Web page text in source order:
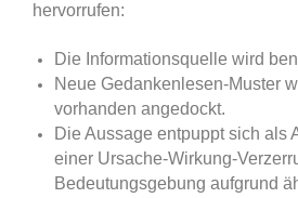
hervorrufen:
Die Informationsquelle wird
Neue Gedankenlesen-Muster
vorhanden angedockt.
Die Aussage entpuppt sich als
einer Ursache-Wirkung-
Bedeutungsgebung aufgrund